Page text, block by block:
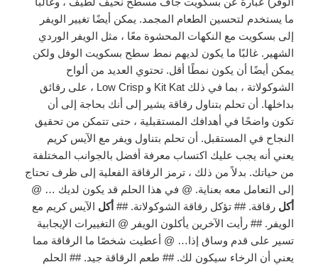
ما يستخدم لتحسين الطعام المجمد. يمكن أيضًا تغيير الويفر
إلى بسكويت مع النكهات المحشوة معًا ، مثل الويفر الوردي
الشهير. غالبًا ما يكون لديهم نمط سطح بسكويت الوفل ولكن
يمكن أيضًا أن يكون نمطًا أقل. تحتوي العديد من ألواح
الشوكولاتة ، بما في ذلك Kit Kat و Low Crisp ، على رقائق
بداخلها. أن تحلم بتناول رقاقة يشير إلى أنك بحاجة إلى أن
تكون واضحًا في أهدافك المستقبلية ، حتى تتمكن من تحقيق
النجاح في المستقبل. أن تحلم بتناول ويفر مع الآيس كريم
يعني أنه يجب عليك اكتساب معرفة أفضل بالجوانب المختلفة
من حياتك. بدلاً من ذلك ، ترمز الرقاقة الفعلية إلى ظرف تحتاج
إلى التعامل معه بعناية. @ في هذا الحلم قد يكون لديك … @
أكل رقاقة. ## تؤكل رقاقة الشوكولاتة. ## أكل الآيس كريم مع
الويفر. ## رأيت الآخرين يأكلون الويفر @ التغييرات الإيجابية
تسير على قدم وساق إذا… @ أعطيت شخصًا ما الرقاقة مما
يعني أن الرخاء سيكون لك. ## طعم الرقاقة جيد. ## الحلم